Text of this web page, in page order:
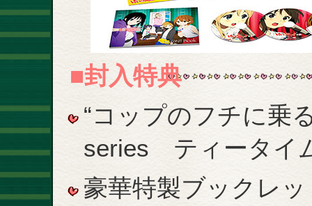
■封入特典
“コップのフチに乗
series ティータイ
豪華特製ブックレ